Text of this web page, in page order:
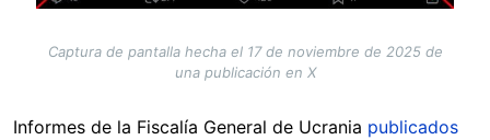
Captura de pantalla hecha el 17 de noviembre de 2025 de
una publicación en X
Informes de la Fiscalía General de Ucrania publicados